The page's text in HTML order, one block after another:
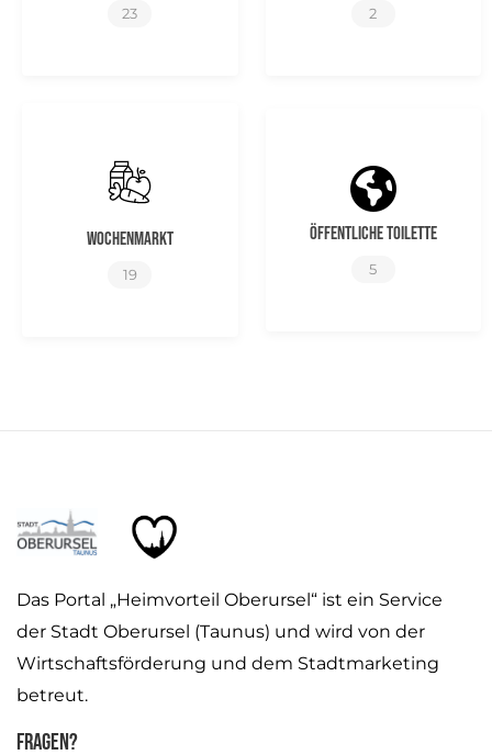
23 2
Wochenmarkt
19
Öffentliche Toilette
5
Das Portal „Heimvorteil Oberursel“ ist ein Service
der Stadt Oberursel (Taunus) und wird von der
Wirtschaftsförderung und dem Stadtmarketing
betreut.
Fragen?